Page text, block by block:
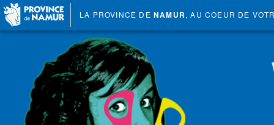
LA PROVINCE DE NAMUR, AU COEUR DE